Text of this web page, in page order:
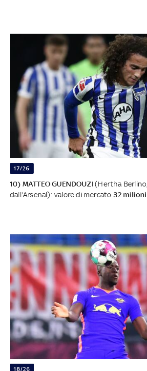
17/26
10) MATTEO GUENDOUZI (Hertha
dall'Arsenal): valore di mercato 32 milioni
18/26